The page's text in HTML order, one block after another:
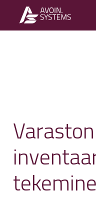
Varaston